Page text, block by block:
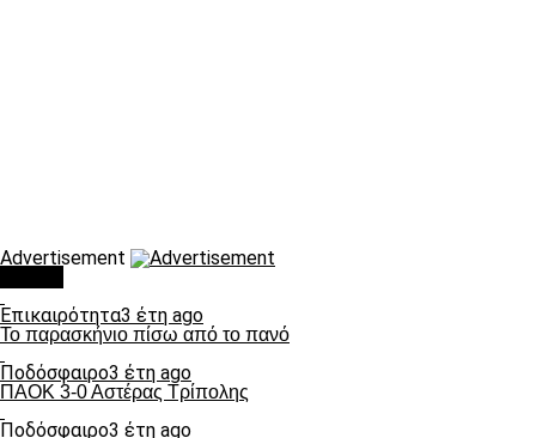
Advertisement
Επικαιρότητα3 έτη ago
Το παρασκήνιο πίσω από το πανό
Ποδόσφαιρο3 έτη ago
ΠΑΟΚ 3-0 Αστέρας Τρίπολης
Ποδόσφαιρο3 έτη ago